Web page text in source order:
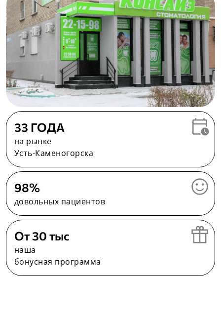
calendar_clock
33 ГОДА
на рынке
Усть-Каменогорска
sentiment_satisfied
98%
довольных пациентов
featured_seasonal_and_gifts
От 30 тыс
наша
бонусная программа